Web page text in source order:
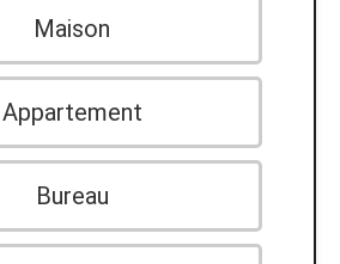
Maison
Appartement
Bureau